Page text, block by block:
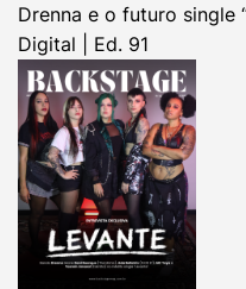
Drenna e o futuro single
Digital | Ed. 91